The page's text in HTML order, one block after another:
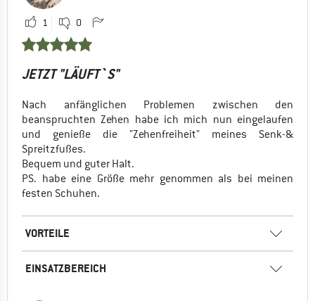
1 0
JETZT "LÄUFT`S"
Nach anfänglichen Problemen zwischen den
beanspruchten Zehen habe ich mich nun eingelaufen
und genieße die "Zehenfreiheit" meines Senk-&
Spreitzfußes.
Bequem und guter Halt.
PS. habe eine Größe mehr genommen als bei meinen
festen Schuhen.
VORTEILE
EINSATZBEREICH